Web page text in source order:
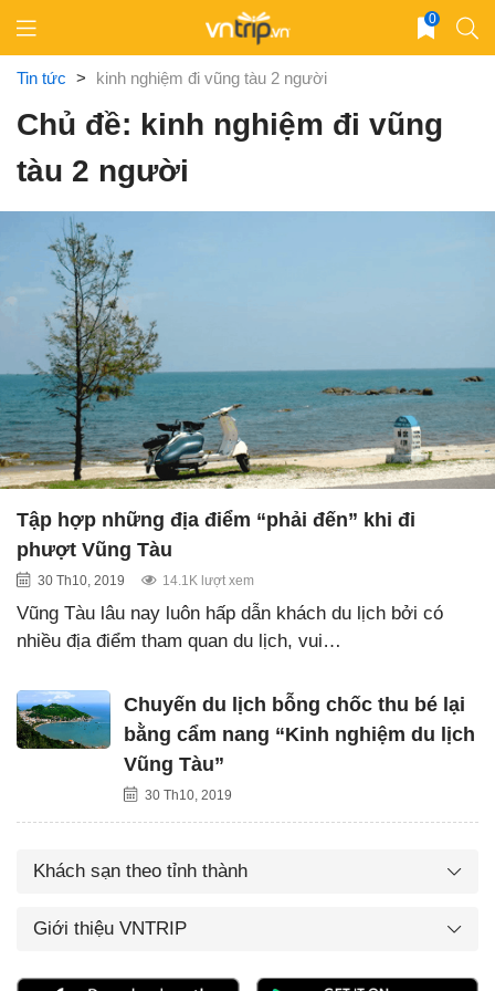
content
0
Tin tức > kinh nghiệm đi vũng tàu 2 người
Chủ đề: kinh nghiệm đi vũng
tàu 2 người
Tập hợp những địa điểm “phải đến” khi đi
phượt Vũng Tàu
30 Th10, 2019 14.1K lượt xem
Vũng Tàu lâu nay luôn hấp dẫn khách du lịch bởi có
nhiều địa điểm tham quan du lịch, vui…
Chuyến du lịch bỗng chốc thu bé lại
bằng cẩm nang “Kinh nghiệm du lịch
Vũng Tàu”
30 Th10, 2019
Khách sạn theo tỉnh thành
Giới thiệu VNTRIP